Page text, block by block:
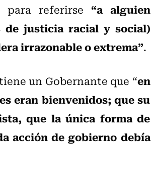
referirse “a alguien
de justicia racial y social)
irrazonable o extrema”.
un Gobernante que “en
eran bienvenidos; que su
que la única forma de
acción de gobierno debía